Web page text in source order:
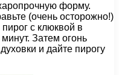
форму.
(очень осторожно!)
с клюквой в
Затем огонь
и дайте пирогу